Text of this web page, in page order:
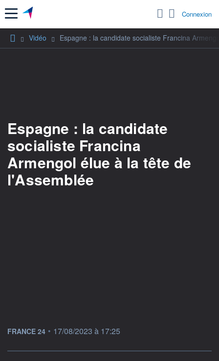
Menu Connexion
Vidéo Espagne : la candidate socialiste Francina
Espagne : la candidate
socialiste Francina
Armengol élue à la tête de
l'Assemblée
information fournie par
FRANCE 24 • 17/08/2023 à 17:25